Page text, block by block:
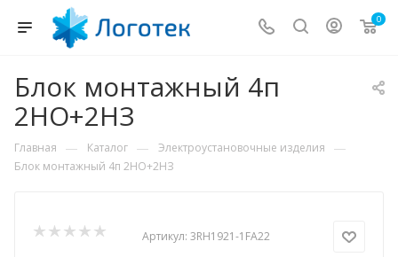
0
Блок монтажный 4п
2НО+2НЗ
Главная — Каталог — Электроустановочные изделия —
Блок монтажный 4п 2НО+2НЗ
Артикул: 3RH1921-1FA22